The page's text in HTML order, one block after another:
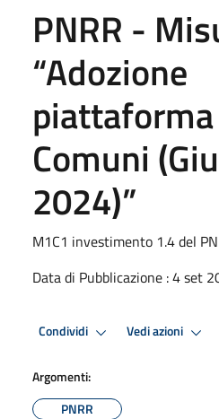
PNRR -
“Adozione
piattaforma
Comuni
2024)”
M1C1 investimento 1.4 del
Data di Pubblicazione : 4 set
Condividi Vedi azioni
Argomenti:
PNRR